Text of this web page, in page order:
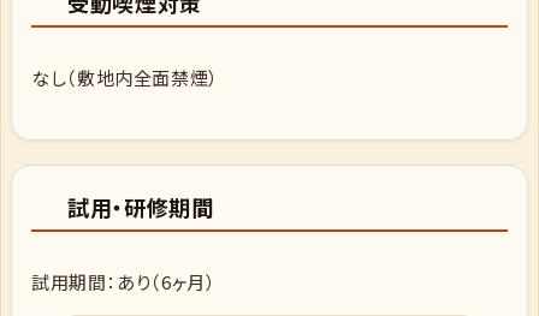
なし（敷地内全面禁煙）
試用・研修期間
試用期間：あり（6ヶ月）